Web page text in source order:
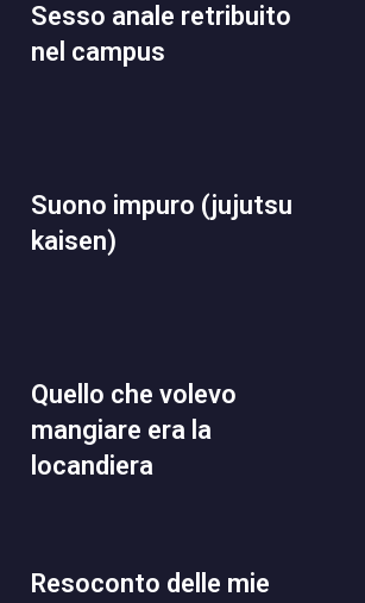
sesso anale retribuito
nel campus
suono impuro (jujutsu
kaisen)
quello che volevo
mangiare era la
locandiera
resoconto delle mie